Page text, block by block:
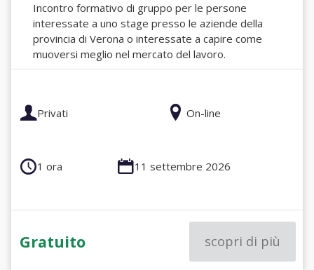
Incontro formativo di gruppo per le persone
interessate a uno stage presso le aziende della
provincia di Verona o interessate a capire come
muoversi meglio nel mercato del lavoro.
Privati On-line
1 ora 11 settembre 2026
Gratuito scopri di più